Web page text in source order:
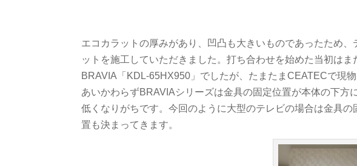
エコカラットの厚みがあり、凹凸も大きいものであったため
ットを施工していただきました。打ち合わせを始めた当初は
BRAVIA「KDL-65HX950」でしたが、たまたまCEATECで現
あいかわらずBRAVIAシリーズは金具の固定位置が本体の下方
低くなりがちです。今回のように大型のテレビの場合は金具
置も決まってきます。